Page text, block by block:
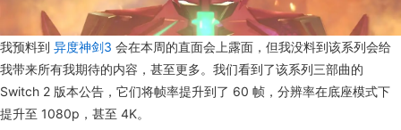
我预料到 异度神剑3 会在本周的直面会上露面，但我没料到该系列会给
我带来所有我期待的内容，甚至更多。我们看到了该系列三部曲的
Switch 2 版本公告，它们将帧率提升到了 60 帧，分辨率在底座模式下
提升至 1080p，甚至 4K。